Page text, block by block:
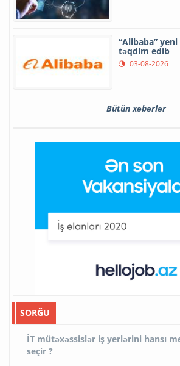
“Alibaba”
təqdim edib
03-08-2026
Bütün xəbərlər
SORĞU
İT mütəxəssislər iş yerlərini hansı
seçir ?